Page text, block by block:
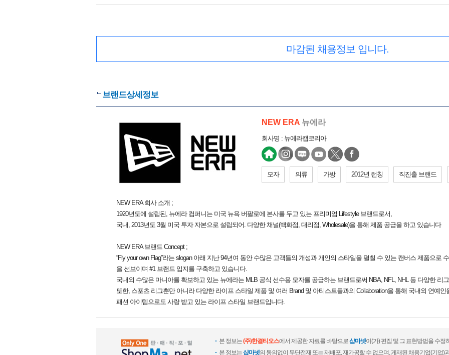
마감된 채용정보 입니다.
브랜드상세정보
NEW ERA 뉴에라
회사명 : 뉴에라캡코리아
모자 의류 가방 2012년 런칭 직진출 브랜드
NEW ERA 회사 소개 ;
1920년도에 설립된, 뉴에라 컴퍼니는 미국 뉴욕 버팔로에 본사를 두고 있는 프리미엄 Lifestyle 브랜드로서,
국내, 2013년도 3월 미국 투자 자본으로 설립되어. 다양한 채널(백화점, 대리점, Wholesale)을 통해 제품 공급을 하고 있습니다
NEW ERA 브랜드 Concept ;
“Fly your own Flag”라는 slogan 아래 지난 94년여 동안 수많은 고객들의 개성과 개인의 스타일을 펼칠 수 있는 캔버스 제품으로
을 선보이며 #1 브랜드 입지를 구축하고 있습니다.
국내외 수많은 마니아를 확보하고 있는 뉴에라는 MLB 공식 선수용 모자를 공급하는 브랜드로써 NBA, NFL, NHL 등 다양한 리
또한, 스포츠 리그뿐만 아니라 다양한 라이프 스타일 제품 및 여러 Brand 및 아티스트들과의 Collaboration을 통해 국내외 연예
패션 아이템으로도 사랑 받고 있는 라이프 스타일 브랜드입니다.
본 정보는(주)한결티오스에서 제공한 자료를 바탕으로샵마넷이(가) 편집 및 그 표현방법을 수정
본 정보는샵마넷의 동의없이 무단전재 또는 재배포, 재가공할 수 없으며, 게재된 채용기업(기업)